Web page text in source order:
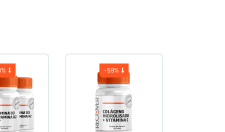
-59%